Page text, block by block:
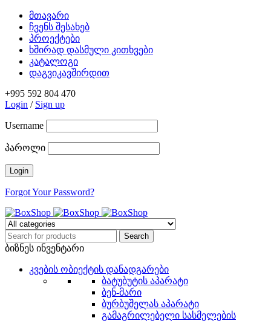
მთავარი
ჩვენს შესახებ
პროექტები
ხშირად დასმული კითხვები
კატალოგი
დაგვიკავშირდით
+995 592 804 470
Login / Sign up
Username
პაროლი
Forgot Your Password?
ბიზნეს ინვენტარი
კვების ობიექტის დანადგარები
ბატუბუტის აპარატი
ბენ-მარი
ბურბუშელას აპარატი
გამაგრილებელი სასმელების